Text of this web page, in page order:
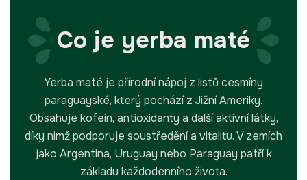
Co je yerba maté
Yerba maté je přírodní nápoj z listů cesmíny
paraguayské, který pochází z Jižní Ameriky.
Obsahuje kofein, antioxidanty a další aktivní látky,
díky nimž podporuje soustředění a vitalitu. V zemích
jako Argentina, Uruguay nebo Paraguay patří k
základu každodenního života.